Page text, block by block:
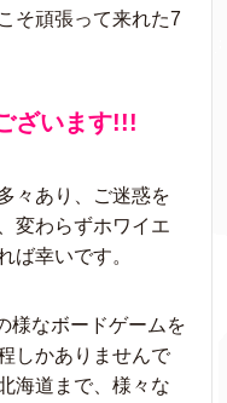
そ頑張って来れた7
ざいます!!!
々あり、ご迷惑を
変わらずホワイエ
ば幸いです。
様なボードゲームを
しかありませんで
海道まで、様々な